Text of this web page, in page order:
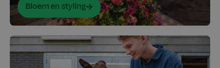
Bloem en styling